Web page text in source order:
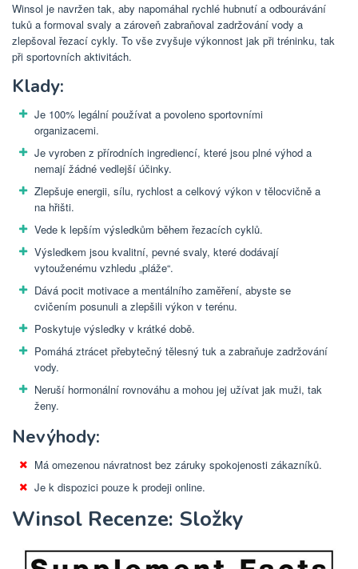
Winsol je navržen tak, aby napomáhal rychlé hubnutí a odbourávání
tuků a formoval svaly a zároveň zabraňoval zadržování vody a
zlepšoval řezací cykly. To vše zvyšuje výkonnost jak při tréninku, tak
při sportovních aktivitách.
Klady:
Je 100% legální používat a povoleno sportovními
organizacemi.
Je vyroben z přírodních ingrediencí, které jsou plné výhod a
nemají žádné vedlejší účinky.
Zlepšuje energii, sílu, rychlost a celkový výkon v tělocvičně a
na hřišti.
Vede k lepším výsledkům během řezacích cyklů.
Výsledkem jsou kvalitní, pevné svaly, které dodávají
vytouženému vzhledu „pláže“.
Dává pocit motivace a mentálního zaměření, abyste se
cvičením posunuli a zlepšili výkon v terénu.
Poskytuje výsledky v krátké době.
Pomáhá ztrácet přebytečný tělesný tuk a zabraňuje zadržování
vody.
Neruší hormonální rovnováhu a mohou jej užívat jak muži, tak
ženy.
Nevýhody:
Má omezenou návratnost bez záruky spokojenosti zákazníků.
Je k dispozici pouze k prodeji online.
Winsol Recenze: Složky